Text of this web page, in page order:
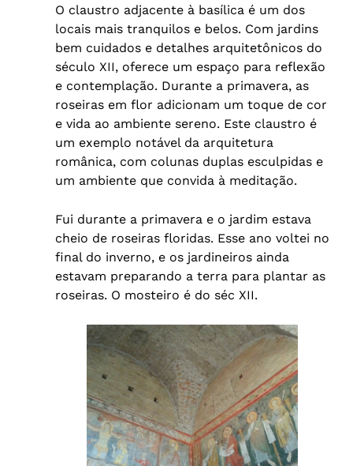
O claustro adjacente à basílica é um dos
locais mais tranquilos e belos. Com jardins
bem cuidados e detalhes arquitetônicos do
século XII, oferece um espaço para reflexão
e contemplação. Durante a primavera, as
roseiras em flor adicionam um toque de cor
e vida ao ambiente sereno. Este claustro é
um exemplo notável da arquitetura
românica, com colunas duplas esculpidas e
um ambiente que convida à meditação.
Fui durante a primavera e o jardim estava
cheio de roseiras floridas. Esse ano voltei no
final do inverno, e os jardineiros ainda
estavam preparando a terra para plantar as
roseiras. O mosteiro é do séc XII.